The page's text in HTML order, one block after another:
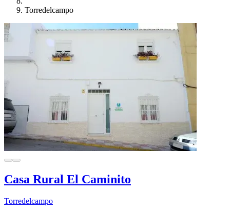
Torredelcampo
Casa Rural El Caminito
Torredelcampo